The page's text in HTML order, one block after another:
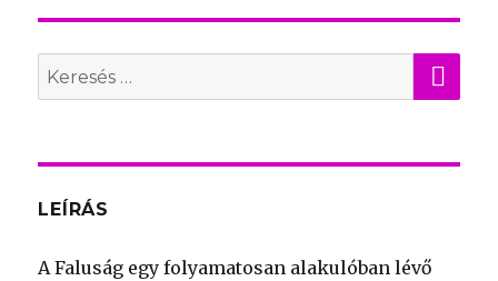
Search
for:
LEÍRÁS
A Faluság egy folyamatosan alakulóban lévő